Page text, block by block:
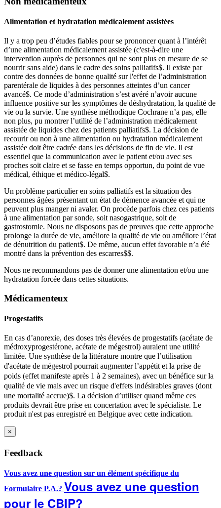
Alimentation et hydratation médicalement assistées
Il y a trop peu d’études fiables pour se prononcer quant à l’intérêt
d’une alimentation médicalement assistée (c'est-à-dire une
intervention auprès de personnes qui ne sont plus en mesure de se
nourrir sans aide) dans le cadre des soins palliatifs$​​​​​​​. Il existe par
contre des données de bonne qualité sur l'effet de l’administration
parentérale de liquides à des personnes atteintes d’un cancer
avancé$​​​​​​​. Ce mode d’administration s’est avéré n’avoir aucune
influence positive sur les symptômes de déshydratation, la qualité de
vie ou la survie. Une synthèse méthodique Cochrane n’a pas, elle
non plus, pu montrer l’utilité de l’administration médicalement
assistée de liquides chez des patients palliatifs$​​​​​​​. La décision de
recourir ou non à une alimentation ou hydratation médicalement
assistée doit être cadrée dans les décisions de fin de vie. Il est
essentiel que la communication avec le patient et/ou avec ses
proches soit claire et se fasse en temps opportun, du point de vue
médical, éthique et médico-légal$​​​​​​​.
Un problème particulier en soins palliatifs est la situation des
personnes âgées présentant un état de démence avancée et qui ne
peuvent plus manger ni avaler. On procède parfois chez ces patients
à une alimentation par sonde, soit nasogastrique, soit de
gastrostomie. Nous ne disposons pas de preuves que cette approche
prolonge la durée de vie, améliore la qualité de vie ou améliore l’état
de dénutrition du patient$​​​​​​​. De même, aucun effet favorable n’a été
montré dans la prévention des escarres$$​​​​​​​.
Nous ne recommandons pas de donner une alimentation et/ou une
hydratation forcée dans cettes situations.
Médicamenteux
Progestatifs
En cas d’anorexie, des doses très élevées de progestatifs (acétate de
médroxyprogestérone, acétate de mégestrol) auraient une utilité
limitée. Une synthèse de la littérature montre que l’utilisation
d'acétate de mégestrol pourrait augmenter l’appétit et la prise de
poids (effet manifeste après 1 à 2 semaines), avec un bénéfice sur la
qualité de vie mais avec un risque d'effets indésirables graves (dont
une mortalité accrue)$​​​​. La décision d’utiliser quand même ces
produits devrait être prise en concertation avec le spécialiste. Le
produit n'est pas enregistré en Belgique avec cette indication.
×
Feedback
Vous avez une question sur un élément spécifique du
Formulaire P.A.? Vous avez une question
pour le CBIP?